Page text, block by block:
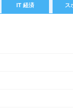
IT 経済 ス